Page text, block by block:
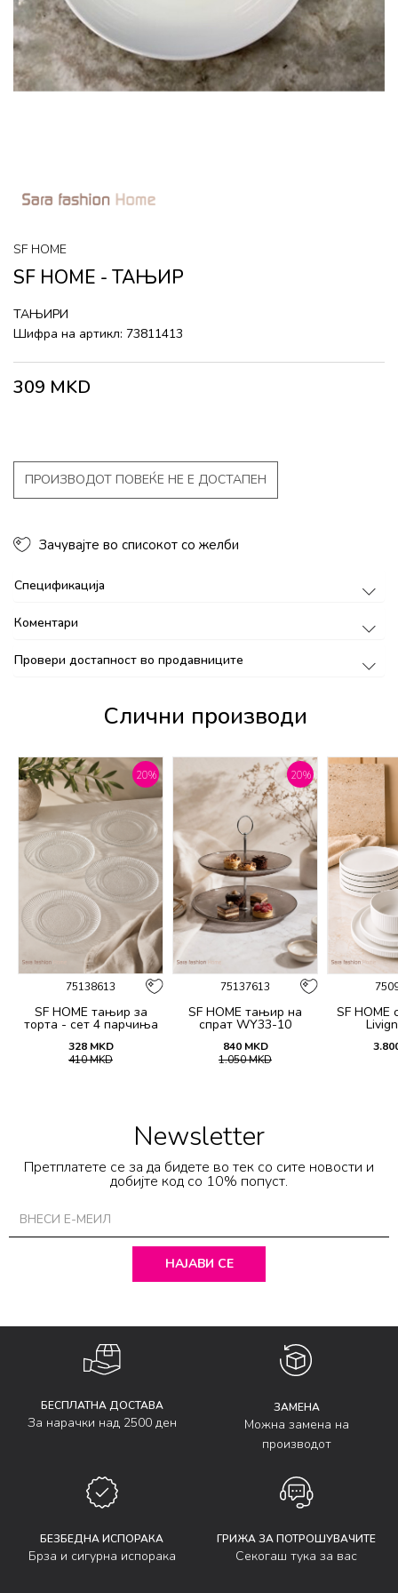
SF HOME
SF HOME - ТАЊИР
ТАЊИРИ
Шифра на артикл: 73811413
309 MKD
ПРОИЗВОДОТ ПОВЕЌЕ НЕ Е ДОСТАПЕН
Зачувајте во списокот со желби
Спецификација
Коментари
Провери достапност во продавниците
Слични производи
20%
75138613
SF HOME тањир за
торта - сет 4 парчиња
328 MKD
410MKD
20%
75137613
SF HOME тањир на
спрат WY33-10
840 MKD
1.050MKD
SF HOME
Newsletter
Претплатете се за да бидете во тек со сите новости и
добијте код со 10% попуст.
НАЈАВИ СЕ
БЕСПЛАТНА ДОСТАВА
За нарачки над 2500 ден
ЗАМЕНА
Можна замена на
производот
БЕЗБЕДНА ИСПОРАКА
Брза и сигурна испорака
ГРИЖА ЗА ПОТРОШУВАЧИТЕ
Секогаш тука за вас